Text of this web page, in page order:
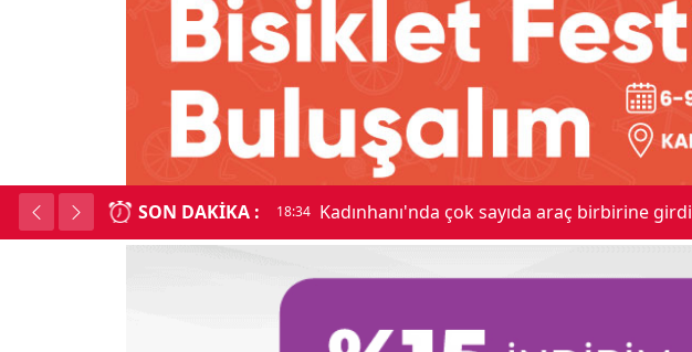
SON DAKIKA : 18:34 Kadınhanı'nda çok sayıda araç birbirine girdi